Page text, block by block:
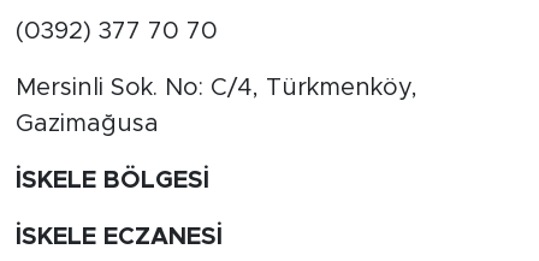
(0392) 377 70 70
Mersinli Sok. No: C/4, Türkmenköy,
Gazimağusa
İSKELE BÖLGESİ
İSKELE ECZANESİ